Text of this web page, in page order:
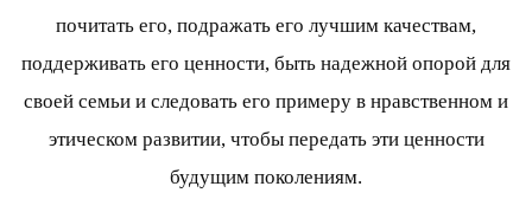
почитать его, подражать его лучшим качествам,
поддерживать его ценности, быть надежной опорой для
своей семьи и следовать его примеру в нравственном и
этическом развитии, чтобы передать эти ценности
будущим поколениям.